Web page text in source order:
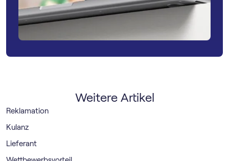
Weitere Artikel
Reklamation
Kulanz
Lieferant